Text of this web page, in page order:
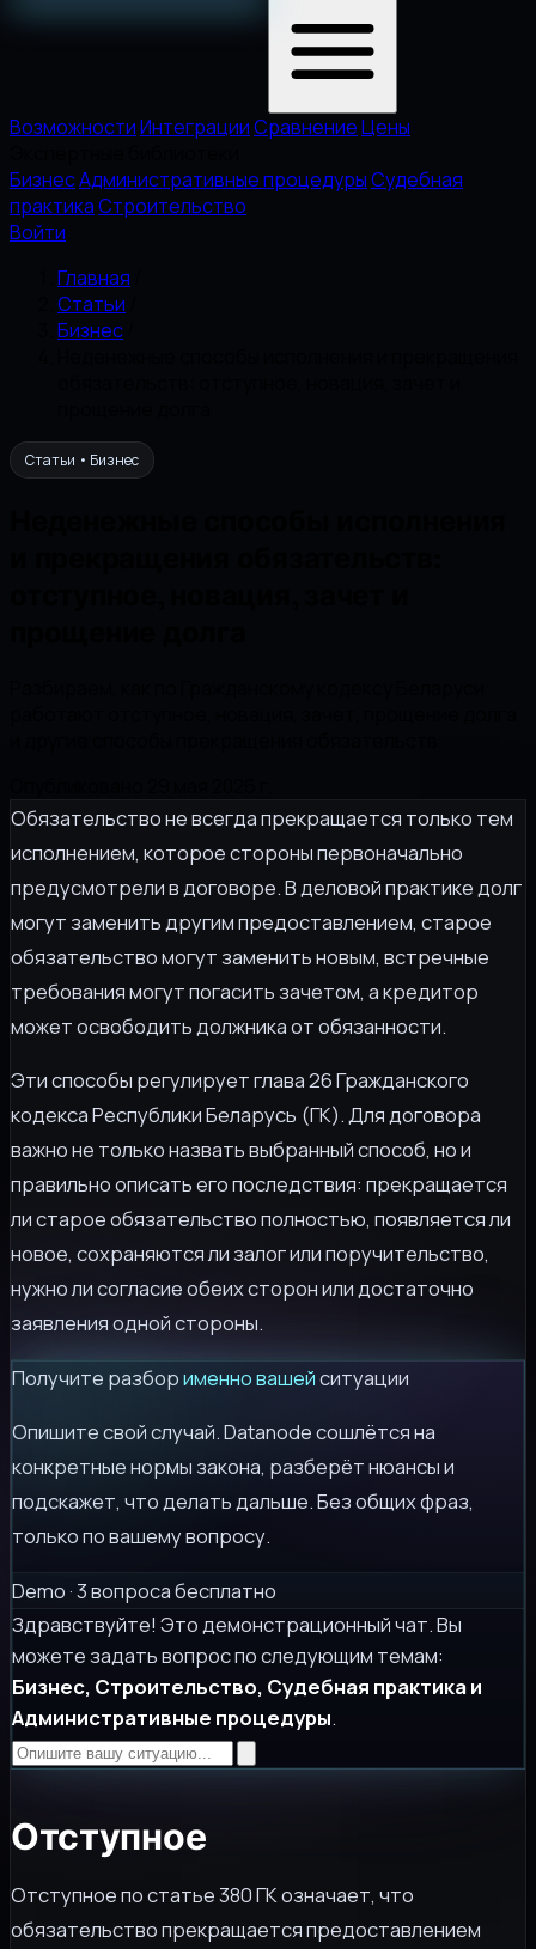
ВозможностиИнтеграцииСравнениеЦены
БизнесАдминистративные процедурыСудебная
практикаСтроительство
Войти
Главная
Статьи
Бизнес
Статьи • Бизнес
Обязательство не всегда прекращается только тем
исполнением, которое стороны первоначально
предусмотрели в договоре. В деловой практике долг
могут заменить другим предоставлением, старое
обязательство могут заменить новым, встречные
требования могут погасить зачетом, а кредитор
может освободить должника от обязанности.
Эти способы регулирует глава 26 Гражданского
кодекса Республики Беларусь (ГК). Для договора
важно не только назвать выбранный способ, но и
правильно описать его последствия: прекращается
ли старое обязательство полностью, появляется ли
новое, сохраняются ли залог или поручительство,
нужно ли согласие обеих сторон или достаточно
заявления одной стороны.
Получите разборименно вашейситуации
Опишите свой случай. Datanode сошлётся на
конкретные нормы закона, разберёт нюансы и
подскажет, что делать дальше. Без общих фраз,
только по вашему вопросу.
Demo · 3 вопроса бесплатно
Здравствуйте! Это демонстрационный чат. Вы
можете задать вопрос по следующим темам:
Бизнес, Строительство, Судебная практика и
Административные процедуры.
Отступное
Отступное по статье 380 ГК означает, что
обязательство прекращается предоставлением